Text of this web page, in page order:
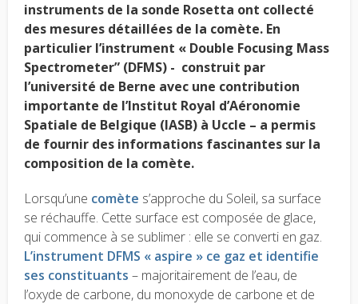
instruments de la sonde Rosetta ont collecté
des mesures détaillées de la comète. En
particulier l’instrument « Double Focusing Mass
Spectrometer” (DFMS) - construit par
l’université de Berne avec une contribution
importante de l’Institut Royal d’Aéronomie
Spatiale de Belgique (IASB) à Uccle – a permis
de fournir des informations fascinantes sur la
composition de la comète.
Lorsqu’une comète s’approche du Soleil, sa surface
se réchauffe. Cette surface est composée de glace,
qui commence à se sublimer : elle se converti en gaz.
L’instrument DFMS « aspire » ce gaz et identifie
ses constituants – majoritairement de l’eau, de
l’oxyde de carbone, du monoxyde de carbone et de